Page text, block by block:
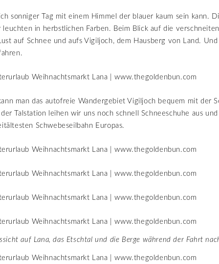
sonniger Tag mit einem Himmel der blauer kaum sein kann.
leuchten in herbstlichen Farben. Beim Blick auf die
auf Schnee und aufs Vigiljoch, dem Hausberg von Land.
man das autofreie Wandergebiet Vigiljoch bequem mit der
Talstation leihen wir uns noch schnell Schneeschuhe aus
Schwebeseilbahn Europas.
auf Lana, das Etschtal und die Berge während der Fahrt